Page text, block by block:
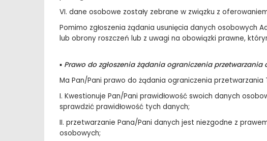
VI. dane osobowe zostały zebrane w związku z
Pomimo zgłoszenia żądania usunięcia danych
lub obrony roszczeń lub z uwagi na obowiązki prawne,
▪ Prawo do zgłoszenia żądania ograniczenia
Ma Pan/Pani prawo do żądania ograniczenia
I. Kwestionuje Pan/Pani prawidłowość swoich danych
sprawdzić prawidłowość tych danych;
II. przetwarzanie Pana/Pani danych jest niezgodne z
osobowych;